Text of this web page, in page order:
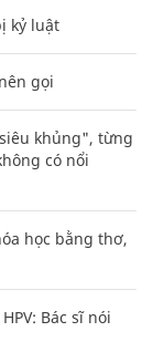
kỷ luật
gọi
khủng", từng
có nổi
học bằng thơ,
Bác sĩ nói